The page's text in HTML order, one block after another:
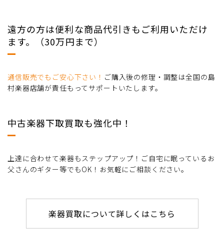
遠方の方は便利な商品代引きもご利用いただけ
ます。（30万円まで）
通信販売でもご安心下さい！ ご購入後の修理・調整は全国の島
村楽器店舗が責任もってサポートいたします。
中古楽器下取買取も強化中！
上達に合わせて楽器もステップアップ！ご自宅に眠っているお
父さんのギター等でもOK！お気軽にご相談ください。
楽器買取について詳しくはこちら